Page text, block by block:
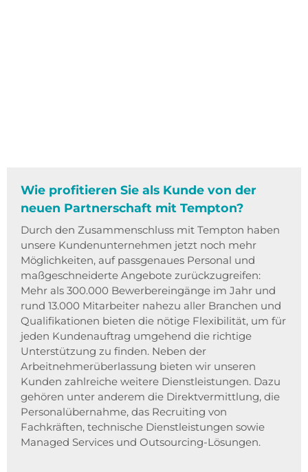
Wie profitieren Sie als Kunde von der
neuen Partnerschaft mit Tempton?
Durch den Zusammenschluss mit Tempton haben
unsere Kundenunternehmen jetzt noch mehr
Möglichkeiten, auf passgenaues Personal und
maßgeschneiderte Angebote zurückzugreifen:
Mehr als 300.000 Bewerbereingänge im Jahr und
rund 13.000 Mitarbeiter nahezu aller Branchen und
Qualifikationen bieten die nötige Flexibilität, um für
jeden Kundenauftrag umgehend die richtige
Unterstützung zu finden. Neben der
Arbeitnehmerüberlassung bieten wir unseren
Kunden zahlreiche weitere Dienstleistungen. Dazu
gehören unter anderem die Direktvermittlung, die
Personalübernahme, das Recruiting von
Fachkräften, technische Dienstleistungen sowie
Managed Services und Outsourcing-Lösungen.